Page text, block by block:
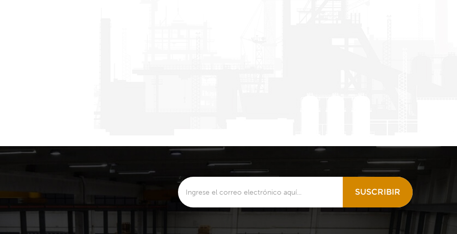
SUSCRIBIR